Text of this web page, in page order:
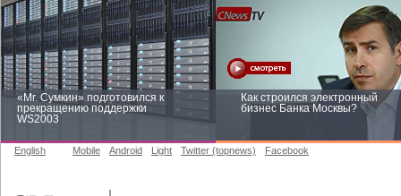
«Mr. Сумкин» подготовился к
прекращению поддержки
WS2003
Как строился электронный
бизнес Банка Москвы?
English Mobile Android Light Twitter (topnews) Facebook